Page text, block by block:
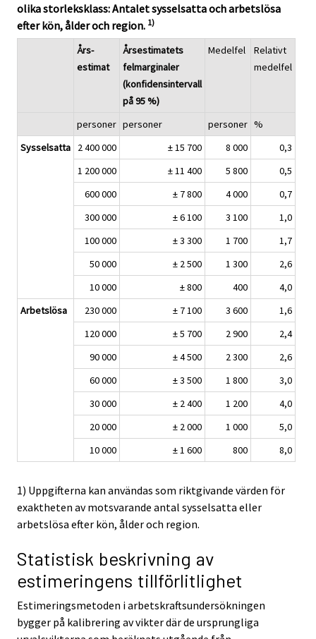
olika storleksklass: Antalet sysselsatta och arbetslösa
efter kön, ålder och region. 1)
Års-
estimat
Årsestimatets
felmarginaler
(konfidensintervall
på 95 %)
Medelfel
Relativt
medelfel
personer personer personer %
Sysselsatta
2 400 000 ± 15 700 8 000
0,3
1 200 000
± 11 400 5 800
0,5
600 000
± 7 800 4 000
0,7
300 000
± 6 100 3 100
1,0
100 000
± 3 300 1 700
1,7
50 000
± 2 500 1 300
2,6
10 000
± 800 400
4,0
Arbetslösa
230 000 ± 7 100 3 600
1,6
120 000
± 5 700 2 900
2,4
90 000
± 4 500 2 300
2,6
60 000
± 3 500 1 800
3,0
30 000
± 2 400 1 200
4,0
20 000
± 2 000 1 000
5,0
10 000
± 1 600 800 8,0
1) Uppgifterna kan användas som riktgivande värden för
exaktheten av motsvarande antal sysselsatta eller
arbetslösa efter kön, ålder och region.
Statistisk beskrivning av
estimeringens tillförlitlighet
Estimeringsmetoden i arbetskraftsundersökningen
bygger på kalibrering av vikter där de ursprungliga